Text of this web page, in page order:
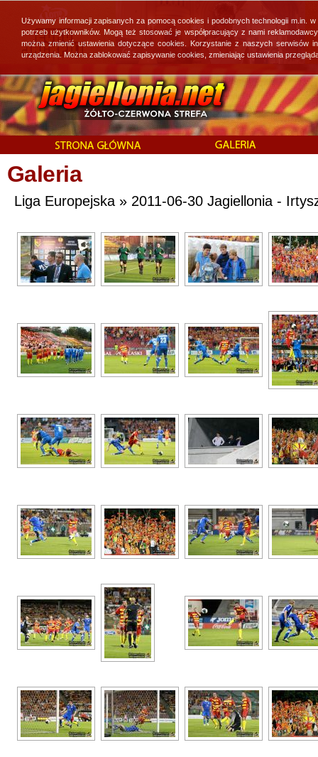
Galeria
Liga Europejska » 2011-06-30 Jagiellonia -
Używamy informacji zapisanych za pomocą cookies i podobnych technologii
potrzeb użytkowników. Mogą też stosować je współpracujący z nami
można zmienić ustawienia dotyczące cookies. Korzystanie z naszych
urządzenia. Można zablokować zapisywanie cookies, zmieniając ustawienia